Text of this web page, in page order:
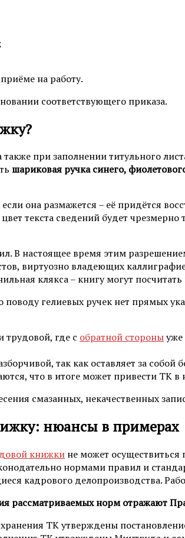
на работу.
соответствующего приказа.
при заполнении титульного
шариковая ручка синего,
она размажется – её придётся
текста сведений будет чрезмерно
В настоящее время этим
виртуозно владеющих
клякса – книгу могут
гелиевых ручек нет прямых
трудовой, где с обратной стороныуже
так как оставляет за
что в итоге может привести ТК в
смазанных, некачественных
нюансы в примерах
книжки не может
нормами правил и
кадрового делопроизводства.
рассматриваемых норм отражают
ТК утверждены